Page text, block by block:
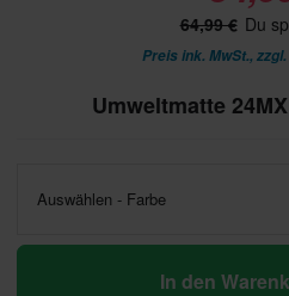
64,99 € Du
Preis ink. MwSt., zzgl.
Umweltmatte
Auswählen - Farbe
In den